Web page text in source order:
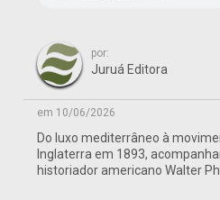
por:
Juruá Editora
em 10/06/2026
Do luxo mediterrâneo à
Inglaterra em 1893,
historiador americano Walter